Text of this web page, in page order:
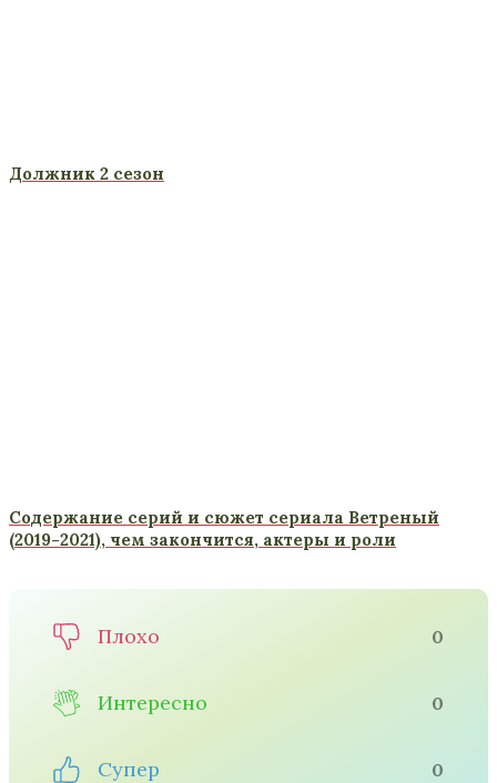
Должник 2 сезон
Содержание серий и сюжет сериала Ветреный
(2019-2021), чем закончится, актеры и роли
Плохо 0
Интересно 0
Супер 0